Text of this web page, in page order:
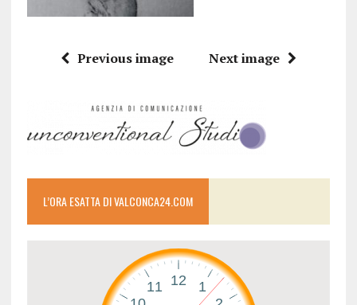
Previous image Next image
L’ORA ESATTA DI VALCONCA24.COM